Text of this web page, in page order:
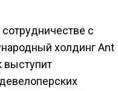
с
холдинг Ant
выступит